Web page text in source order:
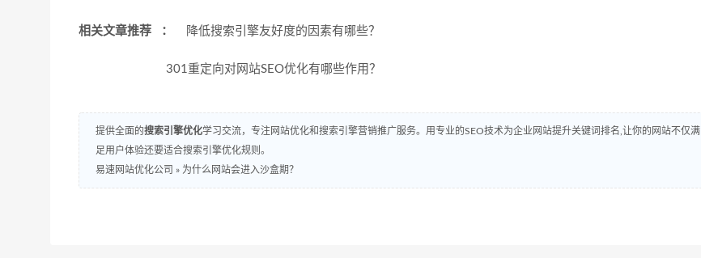
相关文章推荐 ： 降低搜索引擎友好度的因素有哪些？
301重定向对网站SEO优化有哪些作用？
提供全面的搜索引擎优化学习交流，专注网站优化和搜索引擎营销推广服务。用专业的SEO技术为企业网站提升关键词排名,让你的网站不仅满
足用户体验还要适合搜索引擎优化规则。
易速网站优化公司 » 为什么网站会进入沙盒期？